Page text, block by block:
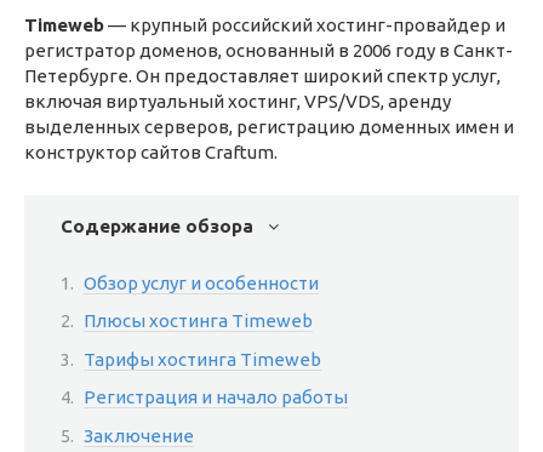
Timeweb— крупный российский хостинг-провайдер и
регистратор доменов, основанный в 2006 году в Санкт-
Петербурге. Он предоставляет широкий спектр услуг,
включая виртуальный хостинг, VPS/VDS, аренду
выделенных серверов, регистрацию доменных имен и
конструктор сайтов Craftum.
Содержание обзора
Обзор услуг и особенности
Плюсы хостинга Timeweb
Тарифы хостинга Timeweb
Регистрация и начало работы
Заключение